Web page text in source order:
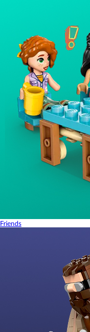
Friends